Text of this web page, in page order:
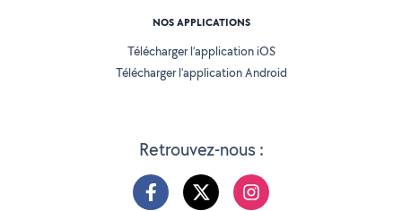
Retrouvez-nous :
NOS APPLICATIONS
Télécharger l’application iOS
Télécharger l’application Android